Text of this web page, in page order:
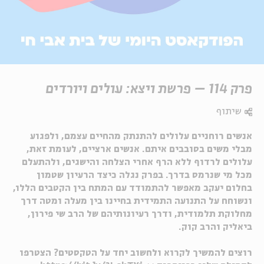
פרק 114 – פרשת ויצא: עולים ויורדים
אנשים רוחניים עלולים להתנתק מהחיים עצמם, ולפגוע
מבלי משים בסובבים איתם. אנשים ארציים, לעומת זאת,
עלולים לרדוף ללא הרף אחרי הצלחה והישגים, ולהתעלם
מכל מי שנרמס בדרך. בפרק נגלה כיצד הרעיון שטמון
בחלום יעקב מאפשר להתמודד עם המתח בין הקטבים הללו,
ונשוחח על התנועה התמידית בחיינו בין מעלה ומטה דרך
מחלוקת תלמודית, ודרך רעיונותיהם של הרב שי פירון,
ביאליק והרב קוק.
רוצים להמשיך לקרוא ולחשוב יחד על הטקסטים? הצטרפו
שיתוף